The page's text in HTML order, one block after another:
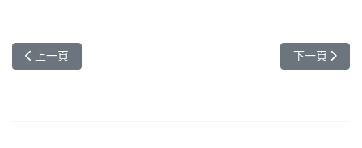
上一篇文章: 元智中語系畢業成果展12/17-19隆重展出
上一頁 下一篇文章:
下一頁